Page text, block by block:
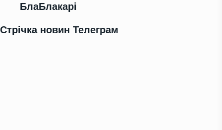
БлаБлакарі
Стрічка новин Телеграм